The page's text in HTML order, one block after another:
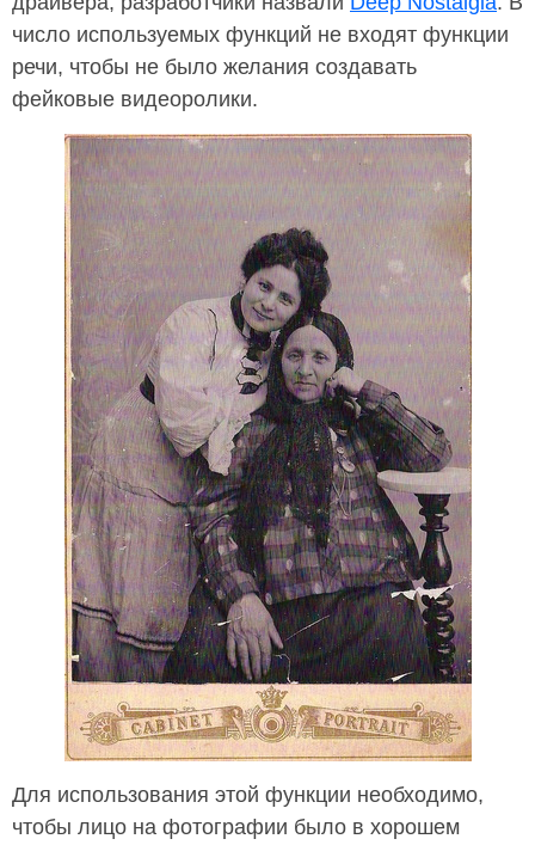
число используемых функций не входят функции
речи, чтобы не было желания создавать
фейковые видеоролики.
Для использования этой функции необходимо,
чтобы лицо на фотографии было в хорошем